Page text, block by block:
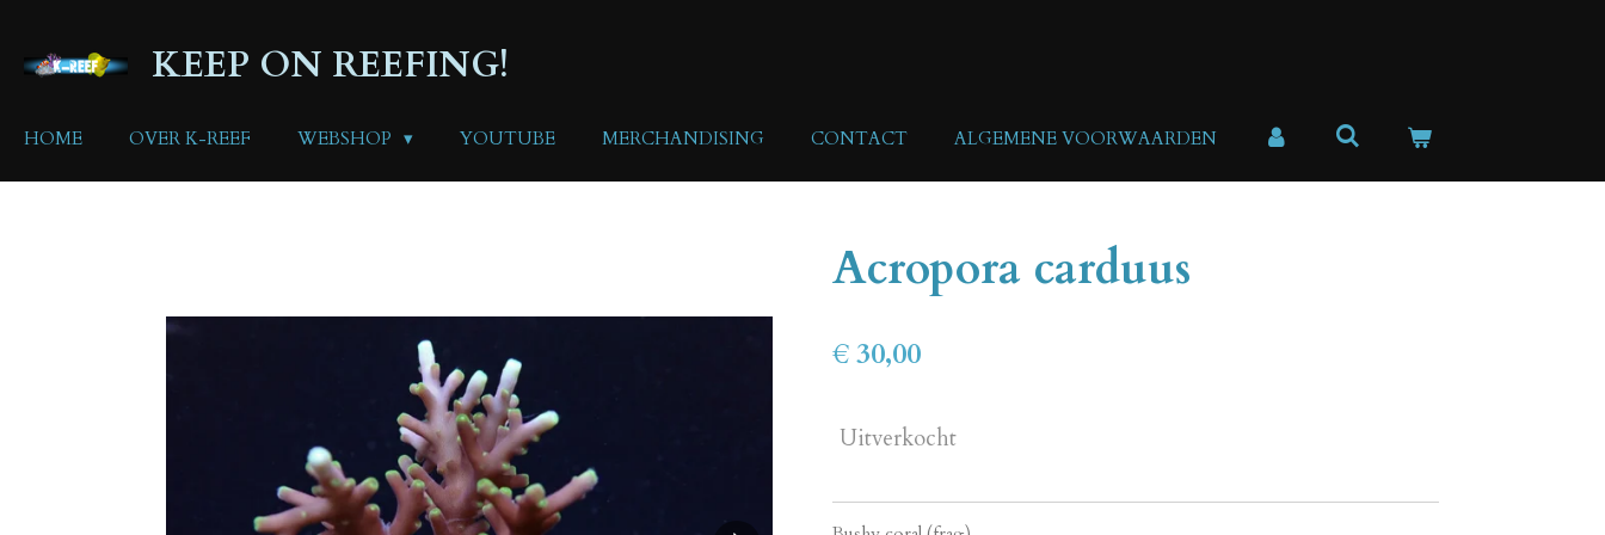
direct
naar
hoofdinhoud
KEEP ON REEFING!
HOME OVER K-REEF WEBSHOP YOUTUBE MERCHANDISING CONTACT ALGEMENE VOORWAARDEN
Acropora carduus
€ 30,00
Uitverkocht